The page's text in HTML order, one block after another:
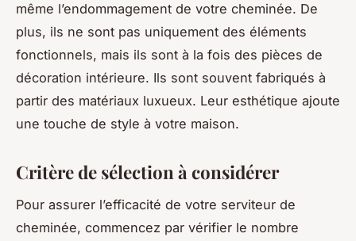
même l’endommagement de votre cheminée. De
plus, ils ne sont pas uniquement des éléments
fonctionnels, mais ils sont à la fois des pièces de
décoration intérieure. Ils sont souvent fabriqués à
partir des matériaux luxueux. Leur esthétique ajoute
une touche de style à votre maison.
Critère de sélection à considérer
Pour assurer l’efficacité de votre serviteur de
cheminée, commencez par vérifier le nombre